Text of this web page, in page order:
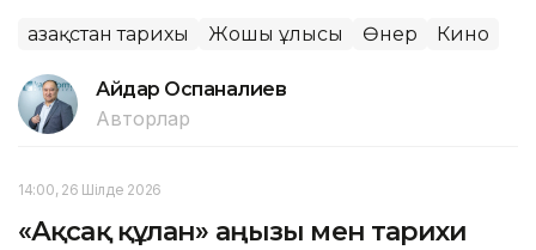
Қазақстан тарихы Жошы ұлысы Өнер Кино
Айдар Оспаналиев
Авторлар
14:00, 26 Шілде 2026
«Ақсақ құлан» аңызы мен тарихи